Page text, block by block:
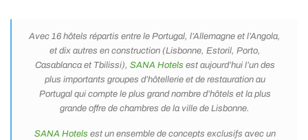
Avec 16 hôtels répartis entre le Portugal, l’Allemagne et l’Angola,
et dix autres en construction (Lisbonne, Estoril, Porto,
Casablanca et Tbilissi), SANA Hotelsest aujourd’hui l’un des
plus importants groupes d’hôtellerie et de restauration au
Portugal qui compte le plus grand nombre d’hôtels et la plus
grande offre de chambres de la ville de Lisbonne.
SANA Hotelsest un ensemble de concepts exclusifs avec un